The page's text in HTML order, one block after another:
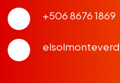
+506 8676 1869